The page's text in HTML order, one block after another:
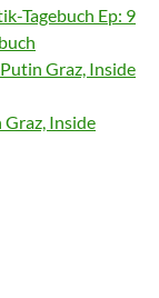
Tagebuch Ep: 9
Graz, Inside
Inside